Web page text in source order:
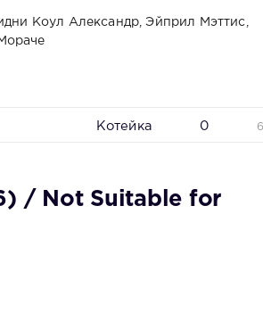
Коул Александр, Эйприл Мэттис,
Котейка 0
/ Not Suitable for